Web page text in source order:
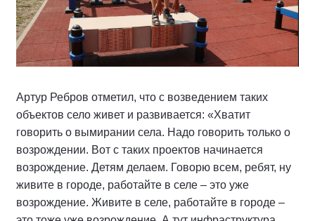
Артур Ребров отметил, что с возведением таких
объектов село живет и развивается: «Хватит
говорить о вымирании села. Надо говорить только о
возрождении. Вот с таких проектов начинается
возрождение. Детям делаем. Говорю всем, ребят, ну
живите в городе, работайте в селе – это уже
возрождение. Живите в селе, работайте в городе –